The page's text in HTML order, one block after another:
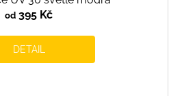
od 395 Kč
DETAIL